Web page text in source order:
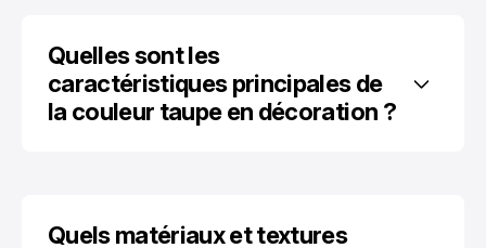
Quelles sont les
caractéristiques principales de
la couleur taupe en décoration ?
Quels matériaux et textures